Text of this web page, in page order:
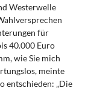
Westerwelle
für
40.000 Euro
wie Sie mich
meinte
entschieden: „Die